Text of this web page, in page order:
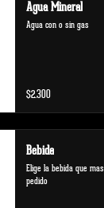
Agua Mineral
Agua con o sin gas
$2.300
Bebida
Elige la bebida que
pedido